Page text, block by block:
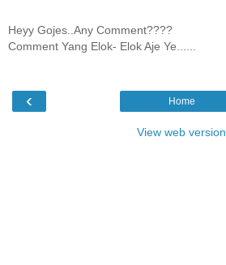
Heyy Gojes..Any Comment????
Comment Yang Elok- Elok Aje Ye......
‹ Home
View web version